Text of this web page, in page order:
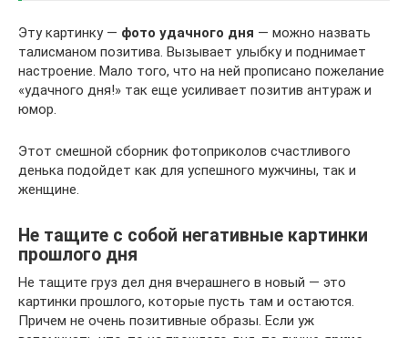
Эту картинку — фото удачного дня — можно назвать
талисманом позитива. Вызывает улыбку и поднимает
настроение. Мало того, что на ней прописано пожелание
«удачного дня!» так еще усиливает позитив антураж и
юмор.
Этот смешной сборник фотоприколов счастливого
денька подойдет как для успешного мужчины, так и
женщине.
Не тащите с собой негативные картинки
прошлого дня
Не тащите груз дел дня вчерашнего в новый — это
картинки прошлого, которые пусть там и остаются.
Причем не очень позитивные образы. Если уж